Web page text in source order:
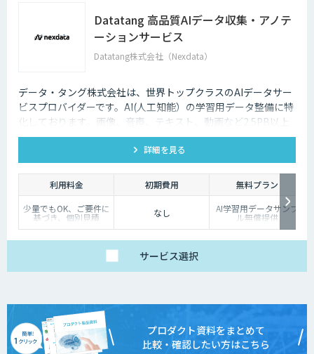
Datatang 高品質AIデータ収集・アノテ
ーションサービス
Datatang株式会社（Nexdata）
データ・タング株式会社は、世界トップクラスのAIデータサー
ビスプロバイダーです。AI(人工知能）の学習用データ整備に特
化しております。画像、音声、テキスト、動画など2.5PB以上
のアノテーション済みデータを保持、またカスタマイズデータ
の収集と自動化技術を利用したアノテーションサービスを提供
しております。
詳細を見る
利用料金 初期費用
無料プラン
少量でもOK、ご要件に
基づき、個別見積 なし AI学習用データサンプ
ル無償提供
サービス選択
プロダクト資料をまとめて
比較・確認したい方はこちら